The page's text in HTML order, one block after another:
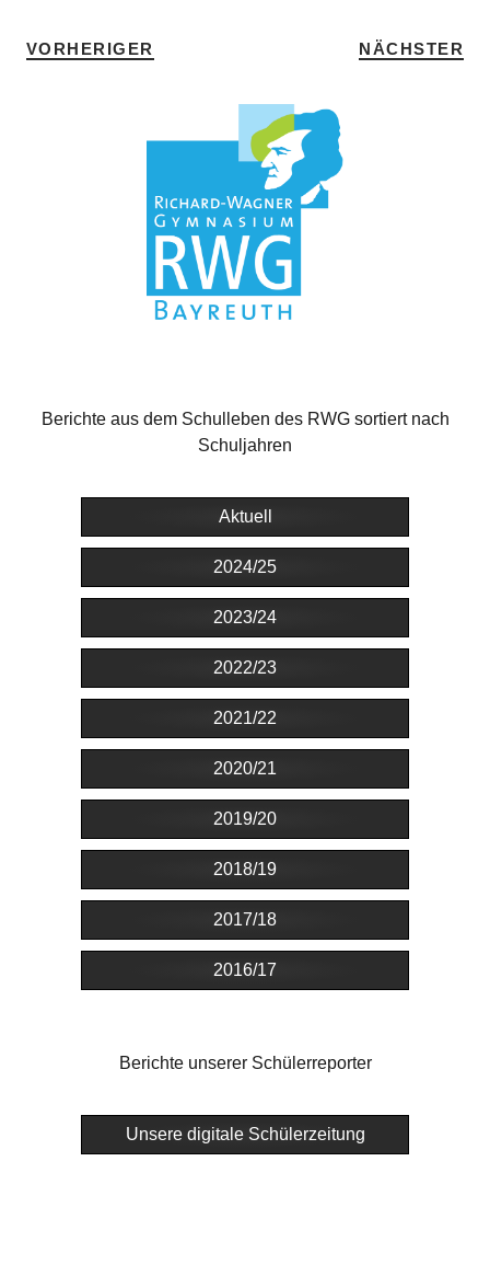
VORHERIGER NÄCHSTER
Berichte aus dem Schulleben des RWG sortiert nach
Schuljahren
Aktuell
2024/25
2023/24
2022/23
2021/22
2020/21
2019/20
2018/19
2017/18
2016/17
Berichte unserer Schülerreporter
Unsere digitale Schülerzeitung